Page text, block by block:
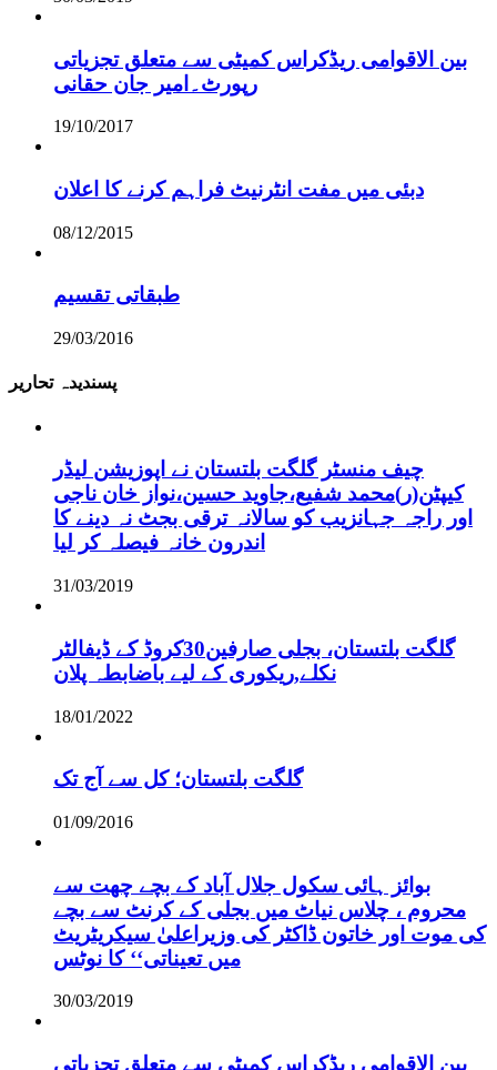
بین الاقوامی ریڈکراس کمیٹی سے متعلق تجزیاتی
رپورٹ۔امیر جان حقانی
19/10/2017
دبئی میں مفت انٹرنیٹ فراہم کرنے کا اعلان
08/12/2015
طبقاتی تقسیم
29/03/2016
پسندیدہ تحاریر
چیف منسٹر گلگت بلتستان نے اپوزیشن لیڈر
کیپٹن(ر)محمد شفیع،جاوید حسین،نواز خان ناجی
اور راجہ جہانزیب کو سالانہ ترقی بجٹ نہ دینے کا
اندرون خانہ فیصلہ کر لیا
31/03/2019
گلگت بلتستان، بجلی صارفین30کروڈ کے ڈیفالٹر
نکلے,ریکوری کے لیے باضابطہ پلان
18/01/2022
گلگت بلتستان؛ کل سے آج تک
01/09/2016
بوائز ہائی سکول جلال آباد کے بچے چھت سے
محروم ، چلاس نیاٹ میں بجلی کے کرنٹ سے بچے
کی موت اور خاتون ڈاکٹر کی وزیراعلیٰ سیکریٹریٹ
میں تعیناتی‘‘ کا نوٹس
30/03/2019
بین الاقوامی ریڈکراس کمیٹی سے متعلق تجزیاتی